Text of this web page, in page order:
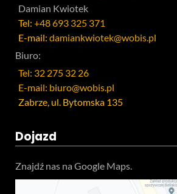
Damian Kwiotek
Tel: +48 693 325 371
E-mail: damiankwiotek@wobis.pl
Biuro:
Tel: 32 275 32 26
E-mail: biuro@wobis.pl
Zabrze, ul. Bytomska 135
Dojazd
Znajdź nas na Google Maps.